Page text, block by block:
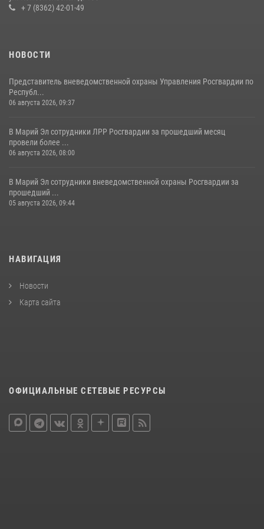
Управление Росгвардии по Республике Марий Эл приняло участие в
+ 7 (8362) 42-01-49
НОВОСТИ
Представитель вневедомственной охраны Управления Росгвардии по
Республ...
06 августа 2026, 09:37
В Марий Эл сотрудники ЛРР Росгвардии за прошедший месяц
провели более ...
06 августа 2026, 08:00
В Марий Эл сотрудники вневедомственной охраны Росгвардии за
прошедший ...
05 августа 2026, 09:44
НАВИГАЦИЯ
Новости
Карта сайта
ОФИЦИАЛЬНЫЕ СЕТЕВЫЕ РЕСУРСЫ